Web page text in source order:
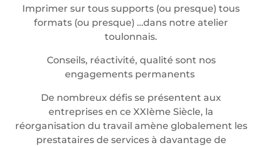
Imprimer sur tous supports (ou presque) tous
formats (ou presque) …dans notre atelier
toulonnais.
Conseils, réactivité, qualité sont nos
engagements permanents
De nombreux défis se présentent aux
entreprises en ce XXIème Siècle, la
réorganisation du travail amène globalement les
prestataires de services à davantage de